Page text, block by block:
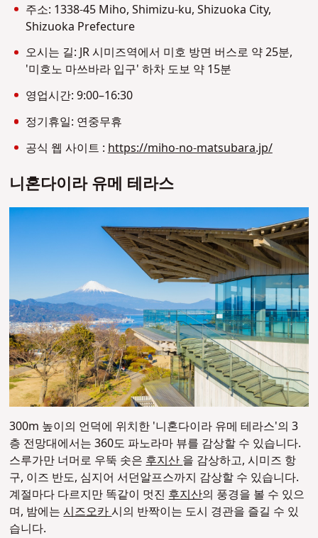
주소: 1338-45 Miho, Shimizu-ku, Shizuoka City,
Shizuoka Prefecture
오시는 길: JR 시미즈역에서 미호 방면 버스로 약 25분,
'미호노 마쓰바라 입구' 하차 도보 약 15분
영업시간: 9:00–16:30
정기휴일: 연중무휴
공식 웹 사이트 : https://miho-no-matsubara.jp/
니혼다이라 유메 테라스
300m 높이의 언덕에 위치한 '니혼다이라 유메 테라스'의 3
층 전망대에서는 360도 파노라마 뷰를 감상할 수 있습니다.
스루가만 너머로 우뚝 솟은후지산을 감상하고, 시미즈 항
구, 이즈 반도, 심지어 서던알프스까지 감상할 수 있습니다.
계절마다 다르지만 똑같이 멋진후지산의 풍경을 볼 수 있으
며, 밤에는시즈오카시의 반짝이는 도시 경관을 즐길 수 있
습니다.